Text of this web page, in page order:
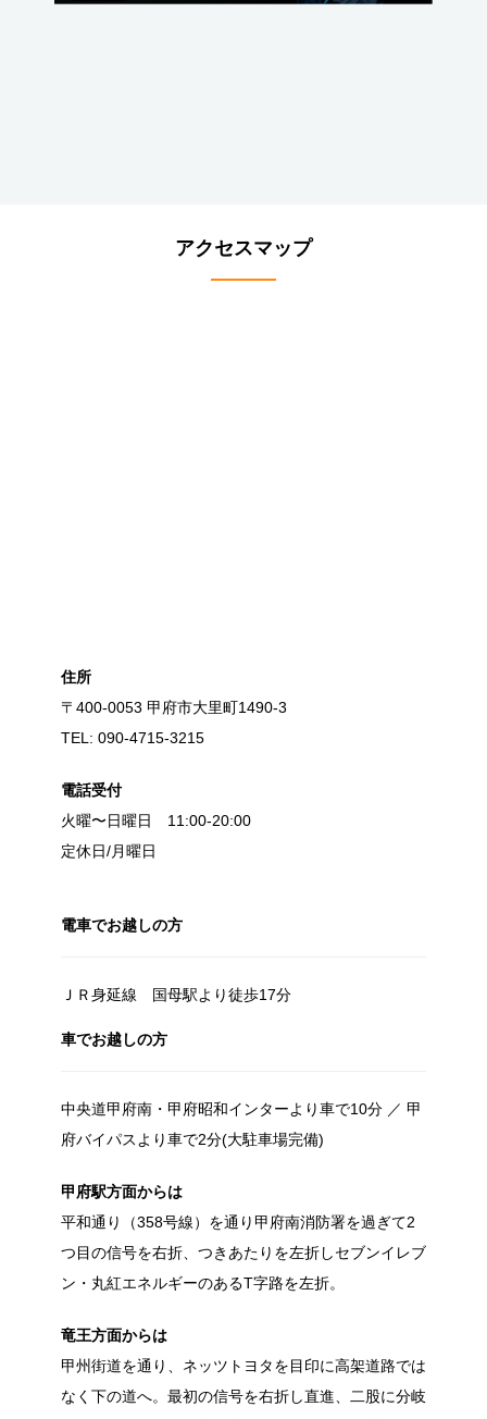
アクセスマップ
住所
〒400-0053 甲府市大里町1490-3
TEL: 090-4715-3215
電話受付
火曜〜日曜日 11:00-20:00
定休日/月曜日
電車でお越しの方
ＪＲ身延線 国母駅より徒歩17分
車でお越しの方
中央道甲府南・甲府昭和インターより車で10分 ／ 甲
府バイパスより車で2分(大駐車場完備)
甲府駅方面からは
平和通り（358号線）を通り甲府南消防署を過ぎて2
つ目の信号を右折、つきあたりを左折しセブンイレブ
ン・丸紅エネルギーのあるT字路を左折。
竜王方面からは
甲州街道を通り、ネッツトヨタを目印に高架道路では
なく下の道へ。最初の信号を右折し直進、二股に分岐